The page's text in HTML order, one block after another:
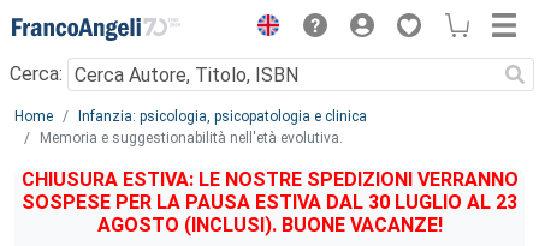
Menu
Cerca:
Main content
Home
Infanzia: psicologia, psicopatologia e clinica
Memoria e suggestionabilità nell'età evolutiva.
CHIUSURA ESTIVA: LE NOSTRE SPEDIZIONI VERRANNO
SOSPESE PER LA PAUSA ESTIVA DAL 30 LUGLIO AL 23
AGOSTO (INCLUSI). BUONE VACANZE!